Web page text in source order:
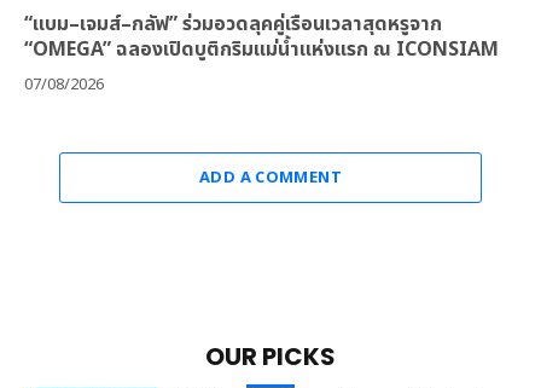
“แบม–เจมส์–กลัฟ” ร่วมอวดลุคคู่เรือนเวลาสุดหรูจาก
“OMEGA” ฉลองเปิดบูติกริมแม่น้ำแห่งแรก ณ ICONSIAM
07/08/2026
ADD A COMMENT
OUR PICKS